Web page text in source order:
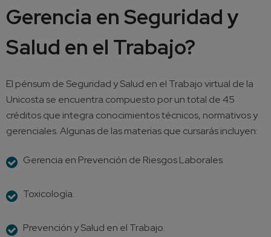
Gerencia en Seguridad y
Salud en el Trabajo?
El pénsum de Seguridad y Salud en el Trabajo virtual de la
Unicosta se encuentra compuesto por un total de 45
créditos que integra conocimientos técnicos, normativos y
gerenciales.Algunas de las materias que cursarás incluyen:
Gerencia en Prevención de Riesgos Laborales.
Toxicología.
Prevención y Salud en el Trabajo.